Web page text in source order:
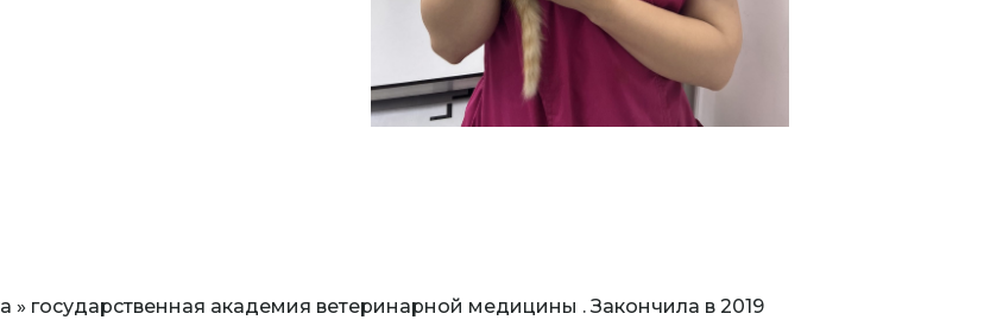
государственная академия ветеринарной медицины . Закончила в 2019